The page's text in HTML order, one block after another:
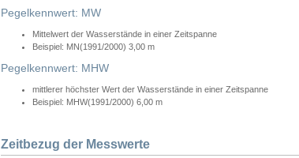
Pegelkennwert: MW
Mittelwert der Wasserstände in einer Zeitspanne
Beispiel: MN(1991/2000) 3,00 m
Pegelkennwert: MHW
mittlerer höchster Wert der Wasserstände in einer Zeitspanne
Beispiel: MHW(1991/2000) 6,00 m
Zeitbezug der Messwerte